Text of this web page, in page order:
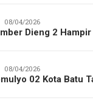
08/04/2026
Dieng 2
08/04/2026
02 Kota Batu